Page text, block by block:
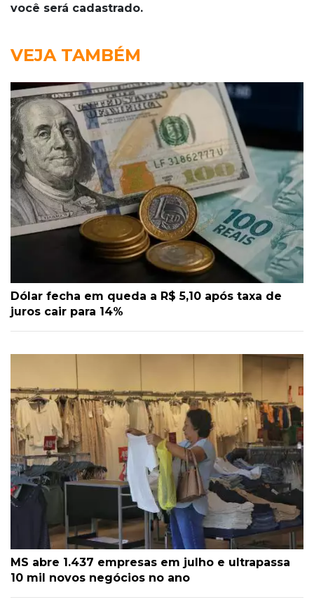
você será cadastrado.
VEJA TAMBÉM
Dólar fecha em queda a R$ 5,10 após taxa de
juros cair para 14%
MS abre 1.437 empresas em julho e ultrapassa
10 mil novos negócios no ano